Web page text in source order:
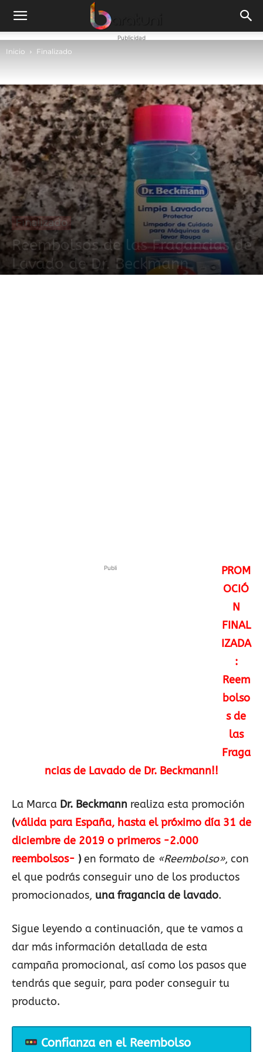
Publicidad
Inicio Finalizado
Finalizado
Reembolsos de las Fragancias de
Lavado de Dr. Beckmann
Publi
PROM
OCIÓ
N
FINAL
IZADA
:
Reem
bolso
s de
las
Fraga
ncias de Lavado de Dr. Beckmann!!
La Marca Dr. Beckmann realiza esta promoción
(válida para España, hasta el próximo día 31 de
diciembre de 2019 o primeros -2.000
reembolsos- ) en formato de «Reembolso», con
el que podrás conseguir uno de los productos
promocionados, una fragancia de lavado.
Sigue leyendo a continuación, que te vamos a
dar más información detallada de esta
campaña promocional, así como los pasos que
tendrás que seguir, para poder conseguir tu
producto.
Confianza en el Reembolso